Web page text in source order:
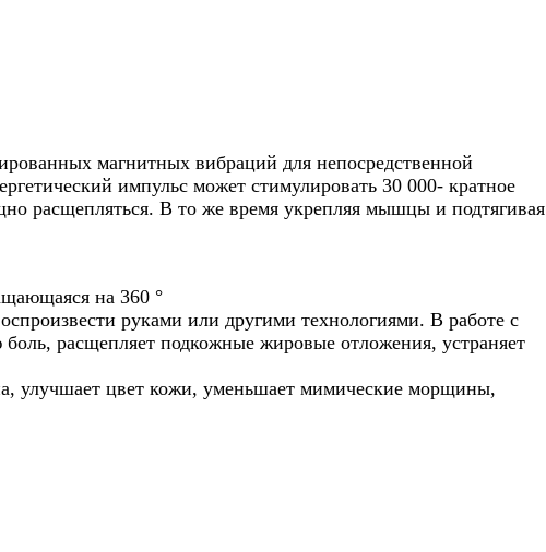
магнитных вибраций для непосредственной
импульс может стимулировать 30 000- кратное
расщепляться. В то же время укрепляя мышцы и подтягивая
на 360 °
руками или другими технологиями. В работе с
расщепляет подкожные жировые отложения, устраняет
улучшает цвет кожи, уменьшает мимические морщины,